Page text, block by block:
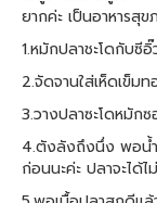
ยากค่ะ เป็นอาหาร
1.หมักปลาชะโดกับซี
2.จัดจานใส่เห็ดเข็ม
3.วางปลาซะโดหมัก
4.ตังลังถึงนึ่ง พอน้ำ
ก่อนนะค่ะ ปลาจะได้ไ